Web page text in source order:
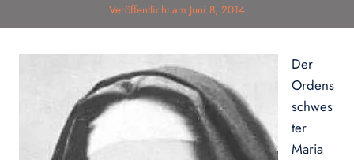
Veröffentlicht am Juni 8, 2014
Der
Ordens
schwes
ter
Maria